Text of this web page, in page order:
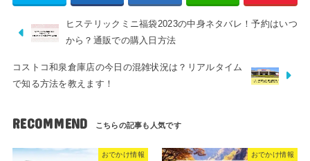
ヒステリックミニ福袋2023の中身ネタバレ！予約はいつ
から？通販での購入日方法
コストコ和泉倉庫店の今日の混雑状況は？リアルタイム
で知る方法を教えます！
RECOMMEND
おでかけ情報 おでかけ情報